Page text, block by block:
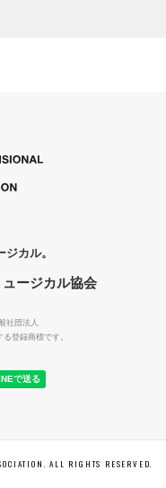
カル。
ージカル協会
社団法人
登録商標です。
ALL RIGHTS RESERVED.